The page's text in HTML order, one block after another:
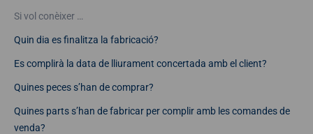
Si vol conèixer …
Quin dia es finalitza la fabricació?
Es complirà la data de lliurament concertada amb el client?
Quines peces s’han de comprar?
Quines parts s’han de fabricar per complir amb les comandes de
venda?